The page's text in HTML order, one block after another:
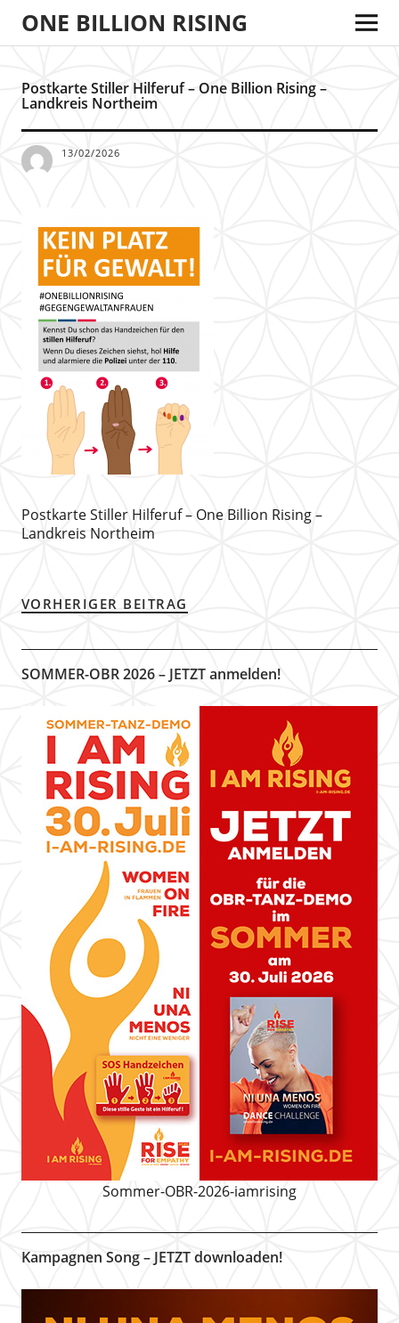
ONE BILLION RISING
Postkarte Stiller Hilferuf – One Billion Rising –
Landkreis Northeim
13/02/2026
Postkarte Stiller Hilferuf – One Billion Rising –
Landkreis Northeim
VORHERIGER BEITRAG
SOMMER-OBR 2026 – JETZT anmelden!
Sommer-OBR-2026-iamrising
Kampagnen Song – JETZT downloaden!